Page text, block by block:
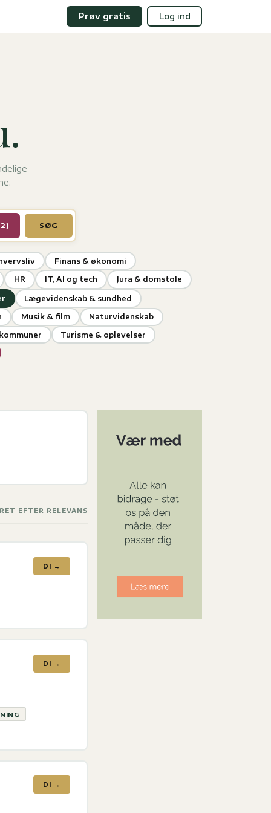
Prøv gratis Log ind
SØG
Finans & økonomi
HR IT, AI og tech Jura & domstole
Lægevidenskab & sundhed
Musik & film
Naturvidenskab
Turisme & oplevelser
EFTER RELEVANS
DI →
DI →
DI →